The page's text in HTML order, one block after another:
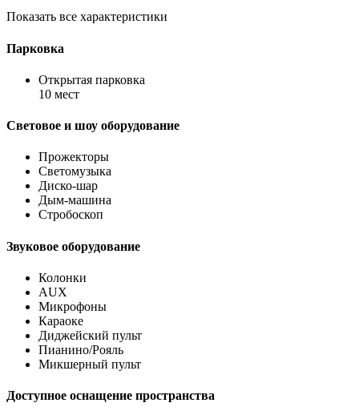
Показать все характеристики
Парковка
Открытая парковка
10 мест
Световое и шоу оборудование
Прожекторы
Светомузыка
Диско-шар
Дым-машина
Стробоскоп
Звуковое оборудование
Колонки
AUX
Микрофоны
Караоке
Диджейский пульт
Пианино/Рояль
Микшерный пульт
Доступное оснащение пространства